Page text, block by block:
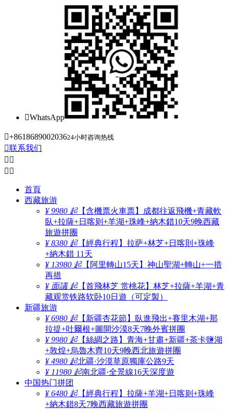
WhatsApp
+861868900203624小时咨询热线
联系我们
 
 
首頁
西藏旅游
¥ 9980 起【含機票火車票】成都往返飛機+青藏軟
臥+拉薩+日喀则+羊湖+珠峰+納木錯10天9晚西藏
旅遊拼團
¥ 8380 起【經典行程】拉萨+林芝+日喀則+珠峰
+納木錯 11天
¥ 13980 起【阿里轉山15天】神山聖湖+轉山+一措
再措
¥ 面議 起【首飛林芝 赏桃花】林芝+拉薩+羊湖+青
藏观赏铁路软卧10日遊（可定製）
新疆旅游
¥ 6980 起【新疆杏花節】臥進飛出+賽里木湖+那
拉提+吐爾根+圖開沙漠8天7晚外賓拼團
¥ 9980 起【絲綢之路】青海+甘肅+新疆+茶卡鹽湖
+敦煌+烏魯木齊10天9晚西北旅遊拼團
¥ 4980 起北疆·沙漠草原獨庫公路9天
¥ 11980 起南北疆·全景線16天深度遊
中国热门拼团
¥ 6480 起【經典行程】拉薩+羊湖+日喀则+珠峰
+納木錯8天7晚西藏旅遊拼團